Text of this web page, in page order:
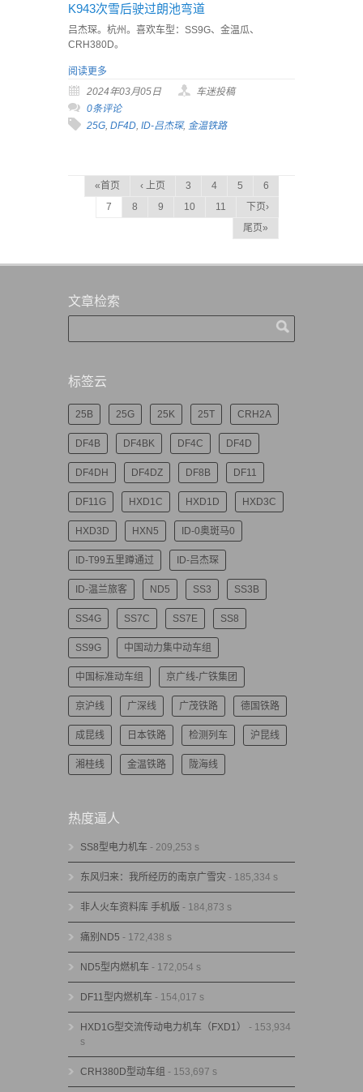
K943次雪后驶过朗池弯道
吕杰琛。杭州。喜欢车型：SS9G、金温瓜、
CRH380D。
阅读更多
2024年03月05日
车迷投稿
0条评论
25G DF4D ID-吕杰琛, 金温铁路
«首页 ‹ 上页 3 4 5
6
7
8 9 10 11
下页›
尾页»
文章检索
标签云
25B 25G 25K 25T CRH2A
DF4B DF4BK DF4C DF4D
DF4DH DF4DZ DF8B DF11
DF11G HXD1C HXD1D HXD3C
HXD3D HXN5 ID-0奥斑马0
ID-T99五里蹲通过 ID-吕杰琛
ID-温兰旅客 ND5 SS3 SS3B
SS4G SS7C SS7E SS8
SS9G 中国动力集中动车组
中国标准动车组 京广线-广铁集团
京沪线 广深线 广茂铁路 德国铁路
成昆线 日本铁路 检测列车 沪昆线
湘桂线 金温铁路 陇海线
热度逼人
SS8型电力机车 - 209,253 s
东风归来：我所经历的南京广雪灾 - 185,334 s
非人火车资料库 手机版 - 184,873 s
痛别ND5 - 172,438 s
ND5型内燃机车 - 172,054 s
DF11型内燃机车 - 154,017 s
HXD1G型交流传动电力机车（FXD1）
- 153,934
s
CRH380D型动车组 - 153,697 s